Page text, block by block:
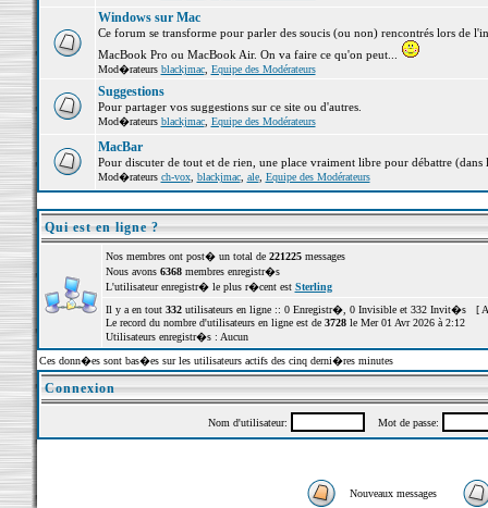
Windows sur Mac
Ce forum se transforme pour parler des soucis (ou non) rencontrés lors de
MacBook Pro ou MacBook Air. On va faire ce qu'on peut...
Mod�rateurs blackjmac, Equipe des Modérateurs
Suggestions
Pour partager vos suggestions sur ce site ou d'autres.
Mod�rateurs blackjmac, Equipe des Modérateurs
MacBar
Pour discuter de tout et de rien, une place vraiment libre pour débattre (dans
Mod�rateurs ch-vox, blackjmac, ale, Equipe des Modérateurs
Qui est en ligne ?
Nos membres ont post� un total de 221225messages
Nous avons 6368membres enregistr�s
L'utilisateur enregistr� le plus r�cent est Sterling
Il y a en tout 332utilisateurs en ligne :: 0 Enregistr�, 0 Invisible et 332 Invit�s [
Le record du nombre d'utilisateurs en ligne est de 3728le Mer 01 Avr 2026 à 2:12
Utilisateurs enregistr�s : Aucun
Ces donn�es sont bas�es sur les utilisateurs actifs des cinq derni�res minutes
Connexion
Nom d'utilisateur: Mot de passe:
Nouveaux messages